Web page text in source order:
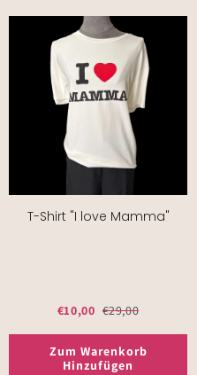
T-Shirt "I love Mamma"
€10,00 €29,00
Zum Warenkorb
Hinzufügen